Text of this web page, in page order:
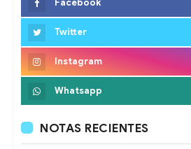
Facebook
Twitter
Instagram
Whatsapp
NOTAS RECIENTES